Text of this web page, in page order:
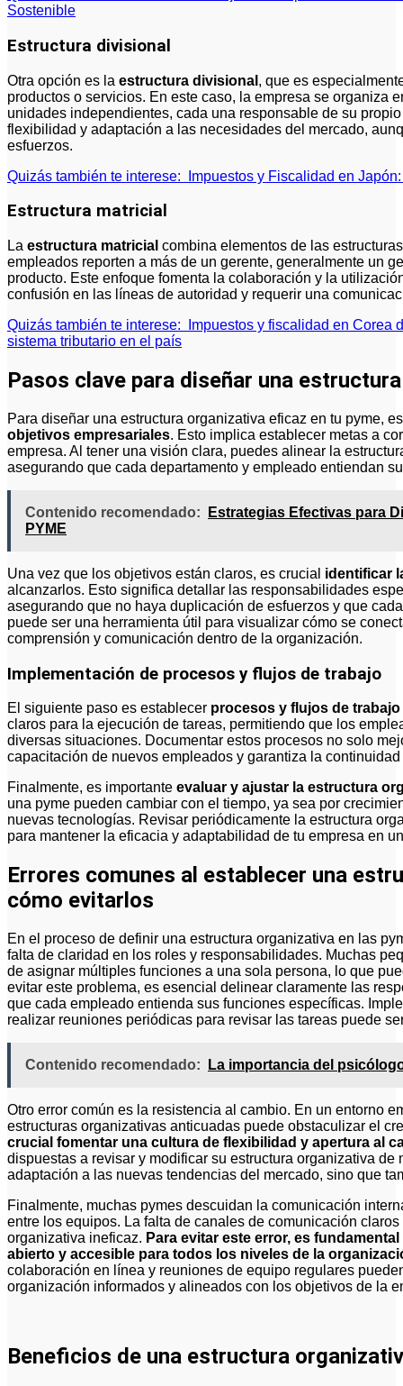
Sostenible
Estructura divisional
Otra opción es la estructura divisional , que es
productos o servicios. En este caso, la empresa se organiza
unidades independientes, cada una responsable de su
flexibilidad y adaptación a las necesidades del mercado,
esfuerzos.
Quizás también te interese:
Impuestos y Fiscalidad en
Estructura matricial
La estructura matricial combina elementos de las
empleados reporten a más de un gerente, generalmente un
producto. Este enfoque fomenta la colaboración y la
confusión en las líneas de autoridad y requerir una
Quizás también te interese:
Impuestos y fiscalidad en Corea
sistema tributario en el país
Pasos clave para diseñar una
Para diseñar una estructura organizativa eficaz en tu pyme,
objetivos empresariales. Esto implica establecer metas a
empresa. Al tener una visión clara, puedes alinear la
asegurando que cada departamento y empleado entiendan
Contenido recomendado:
Estrategias Efectivas para
PYME
Una vez que los objetivos están claros, es crucial identificar
alcanzarlos. Esto significa detallar las responsabilidades
asegurando que no haya duplicación de esfuerzos y que
puede ser una herramienta útil para visualizar cómo se
comprensión y comunicación dentro de la organización.
Implementación de procesos y flujos de trabajo
El siguiente paso es establecer procesos y flujos de
claros para la ejecución de tareas, permitiendo que los
diversas situaciones. Documentar estos procesos no solo
capacitación de nuevos empleados y garantiza la
Finalmente, es importante evaluar y ajustar la estructura
una pyme pueden cambiar con el tiempo, ya sea por
nuevas tecnologías. Revisar periódicamente la estructura
para mantener la eficacia y adaptabilidad de tu empresa en
Errores comunes al establecer una
cómo evitarlos
En el proceso de definir una estructura organizativa en las
falta de claridad en los roles y responsabilidades. Muchas
de asignar múltiples funciones a una sola persona, lo que
evitar este problema, es esencial delinear claramente las
que cada empleado entienda sus funciones específicas.
realizar reuniones periódicas para revisar las tareas puede
Contenido recomendado: La importancia del
Otro error común es la resistencia al cambio. En un entorno
estructuras organizativas anticuadas puede obstaculizar el
crucial fomentar una cultura de flexibilidad y apertura al
dispuestas a revisar y modificar su estructura organizativa
adaptación a las nuevas tendencias del mercado, sino que
Finalmente, muchas pymes descuidan la comunicación
entre los equipos. La falta de canales de comunicación
organizativa ineficaz. Para evitar este error, es
abierto y accesible para todos los niveles de la
colaboración en línea y reuniones de equipo regulares
organización informados y alineados con los objetivos de la
Beneficios de una estructura